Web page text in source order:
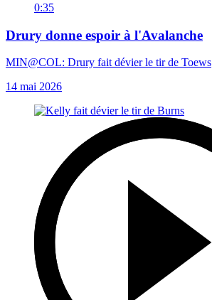
0:35
Drury donne espoir à l'Avalanche
MIN@COL: Drury fait dévier le tir de Toews
14 mai 2026